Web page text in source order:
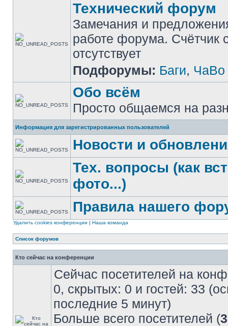
Технический форум
Замечания и
работе форума. Счётчик
отсутствует
Подфорумы: Баги, ЧаВо
Обо всём
Просто общаемся на
Информация для зарегистрированных пользователей
Новости и
Тех. вопросы (как
фото...)
Правила нашего
Удалить cookies конференции | Наша команда
Список форумов
Кто сейчас на конференции
Сейчас посетителей на
0, скрытых: 0 и гостей: 33
последние 5 минут)
Больше всего посетителей (